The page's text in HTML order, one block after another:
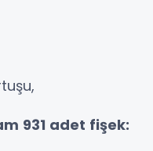
931 adet fişek: